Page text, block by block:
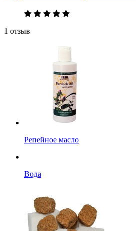
1 отзыв
Репейное масло
Вода